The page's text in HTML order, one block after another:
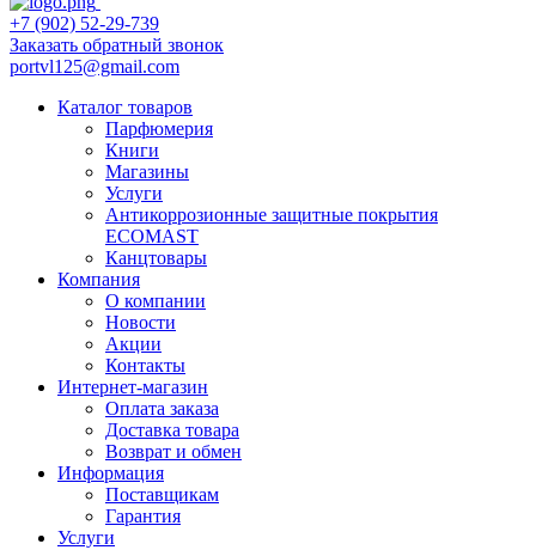
+7 (902) 52-29-739
Заказать обратный звонок
portvl125@gmail.com
Каталог товаров
Парфюмерия
Книги
Магазины
Услуги
Антикоррозионные защитные покрытия
ECOMAST
Канцтовары
Компания
О компании
Новости
Акции
Контакты
Интернет-магазин
Оплата заказа
Доставка товара
Возврат и обмен
Информация
Поставщикам
Гарантия
Услуги